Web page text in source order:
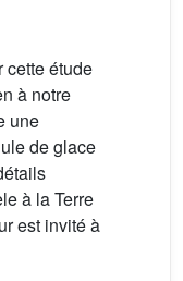
cette étude
à notre
une
de glace
à la Terre
est invité à